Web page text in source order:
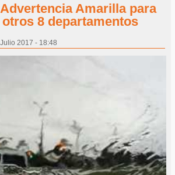
Amarilla para
8 departamentos
2017 - 18:48